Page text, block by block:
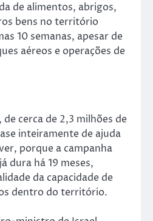
de alimentos, abrigos,
bens no território
10 semanas, apesar de
aéreos e operações de
de cerca de 2,3 milhões de
inteiramente de ajuda
porque a campanha
dura há 19 meses,
da capacidade de
dentro do território.